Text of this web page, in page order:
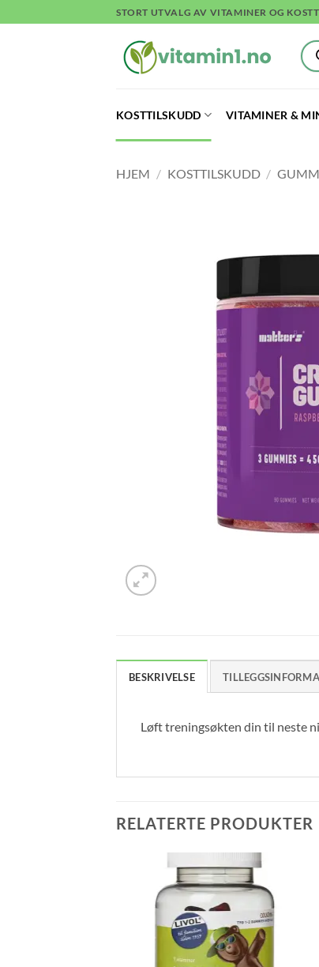
to
STORT UTVALG AV VITAMINER OG
KOSTTILSKUDD VITAMINER &
HJEM / KOSTTILSKUDD /
BESKRIVELSE
Løft treningsøkten din til neste
RELATERTE PRODUKTER